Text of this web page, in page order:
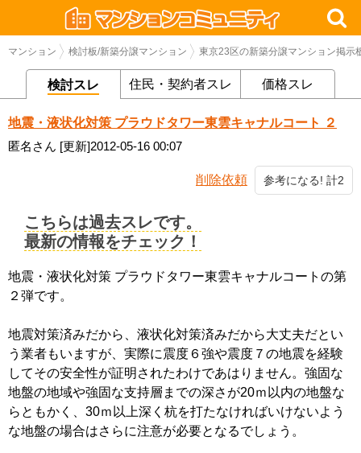
マンション 検討板/新築分譲マンション 東京23区の新築分譲マンション掲示
検討スレ 住民・契約者スレ 価格スレ
地震・液状化対策 プラウドタワー東雲キャナルコート ２
匿名さん [更新]2012-05-16 00:07
削除依頼 参考になる! 計2
こちらは過去スレです。
最新の情報をチェック！
地震・液状化対策 プラウドタワー東雲キャナルコートの第
２弾です。
地震対策済みだから、液状化対策済みだから大丈夫だとい
う業者もいますが、実際に震度６強や震度７の地震を経験
してその安全性が証明されたわけであはりません。強固な
地盤の地域や強固な支持層までの深さが20ｍ以内の地盤な
らともかく、30ｍ以上深く杭を打たなければいけないよう
な地盤の場合はさらに注意が必要となるでしょう。